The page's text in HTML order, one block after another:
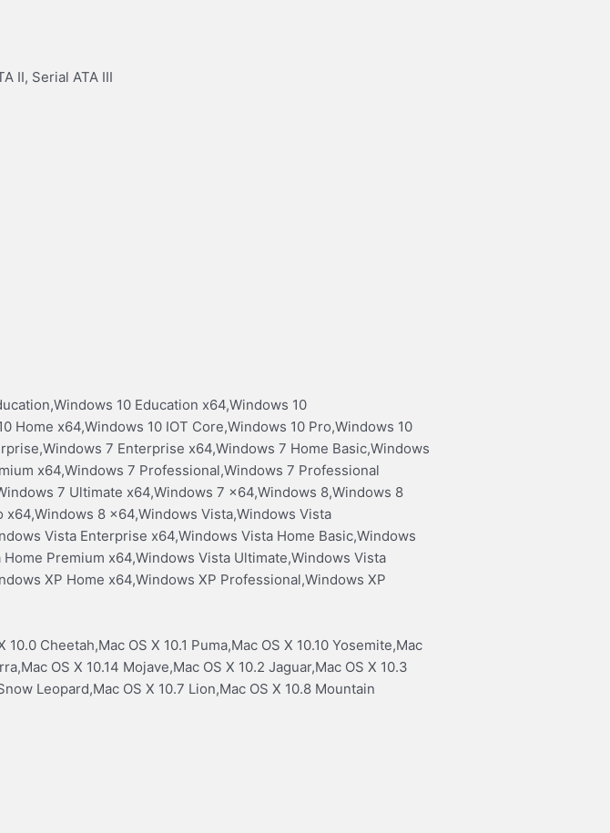
II, Serial ATA III
10 Education x64,Windows 10
Home x64,Windows 10 IOT Core,Windows 10 Pro,Windows 10
7 Enterprise x64,Windows 7 Home Basic,Windows
x64,Windows 7 Professional,Windows 7 Professional
7 Ultimate x64,Windows 7 x64,Windows 8,Windows 8
8 x64,Windows Vista,Windows Vista
Vista Enterprise x64,Windows Vista Home Basic,Windows
Premium x64,Windows Vista Ultimate,Windows Vista
XP Home x64,Windows XP Professional,Windows XP
Cheetah,Mac OS X 10.1 Puma,Mac OS X 10.10 Yosemite,Mac
OS X 10.14 Mojave,Mac OS X 10.2 Jaguar,Mac OS X 10.3
Leopard,Mac OS X 10.7 Lion,Mac OS X 10.8 Mountain